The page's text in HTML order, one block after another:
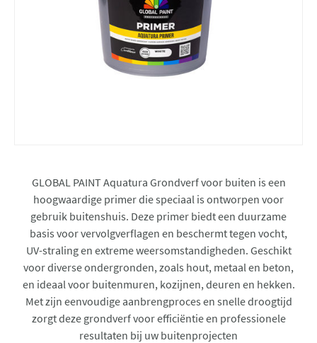
GLOBAL PAINT Aquatura Grondverf voor buiten is een
hoogwaardige primer die speciaal is ontworpen voor
gebruik buitenshuis. Deze primer biedt een duurzame
basis voor vervolgverflagen en beschermt tegen vocht,
UV-straling en extreme weersomstandigheden. Geschikt
voor diverse ondergronden, zoals hout, metaal en beton,
en ideaal voor buitenmuren, kozijnen, deuren en hekken.
Met zijn eenvoudige aanbrengproces en snelle droogtijd
zorgt deze grondverf voor efficiëntie en professionele
resultaten bij uw buitenprojecten